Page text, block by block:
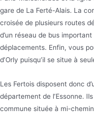
gare de La Ferté-Alais. La
croisée de plusieurs routes
d’un réseau de bus
déplacements. Enfin, vous
d’Orly puisqu’il se situe à
Les Fertois disposent donc
département de l’Essonne.
commune située à mi-